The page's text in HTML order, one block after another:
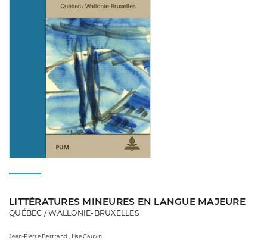
LITTÉRATURES MINEURES EN LANGUE MAJEURE
QUÉBEC / WALLONIE-BRUXELLES
Jean-Pierre Bertrand , Lise Gauvin